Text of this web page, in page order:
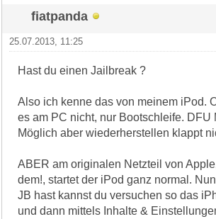
fiatpanda
25.07.2013, 11:25
Hast du einen Jailbreak ?
Also ich kenne das von meinem iPod.
es am PC nicht, nur Bootschleife. DFU
Möglich aber wiederherstellen klappt
ABER am originalen Netzteil von
dem!, startet der iPod ganz normal.
JB hast kannst du versuchen so das
und dann mittels Inhalte &